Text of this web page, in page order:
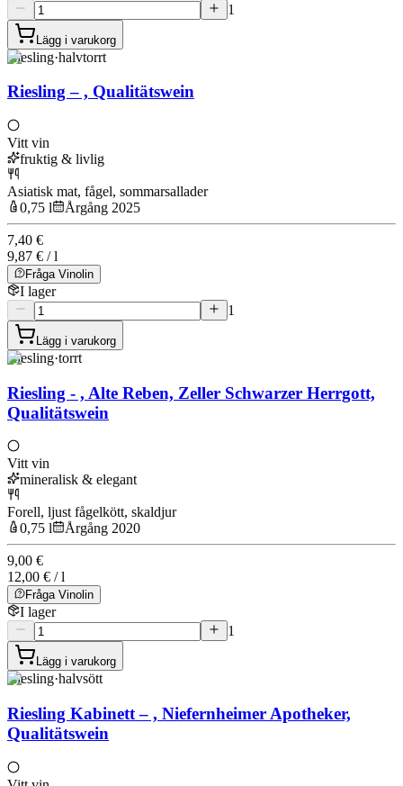
1
Lägg i varukorg
Riesling·halvtorrt
Riesling – , Qualitätswein
Vitt vin
fruktig & livlig
Asiatisk mat, fågel, sommarsallader
0,75 l
Årgång 2025
7,40 €
9,87 € / l
Fråga Vinolin
I lager
1
Lägg i varukorg
Riesling·torrt
Riesling - , Alte Reben, Zeller Schwarzer Herrgott,
Qualitätswein
Vitt vin
mineralisk & elegant
Forell, ljust fågelkött, skaldjur
0,75 l
Årgång 2020
9,00 €
12,00 € / l
Fråga Vinolin
I lager
1
Lägg i varukorg
Riesling·halvsött
Riesling Kabinett – , Niefernheimer Apotheker,
Qualitätswein